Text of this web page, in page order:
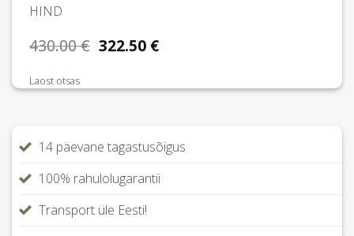
HIND
430.00€ Algne
430.00 €.
322.50 €Praegune
322.50 €.
Laost otsas
14 päevane tagastusõigus
100% rahulolugarantii
Transport üle Eesti!